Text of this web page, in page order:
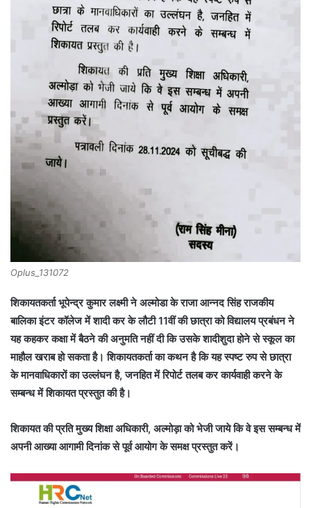
Oplus_131072
शिकायतकर्ता भूपेन्द्र कुमार लक्ष्मी ने अल्मोडा के राजा आन्नद सिंह राजकीय
बालिका इंटर कॉलेज में शादी कर के लौटी 11वीं की छात्रा को विद्यालय प्रबंधन ने
यह कहकर कक्षा में बैठने की अनुमति नहीं दी कि उसके शादीशुदा होने से स्कूल का
माहौल खराब हो सकता है। शिकायतकर्ता का कथन है कि यह स्पष्ट रुप से छात्रा
के मानवाधिकारों का उल्लंघन है, जनहित में रिपोर्ट तलब कर कार्यवाही करने के
सम्बन्ध में शिकायत प्रस्तुत की है।
शिकायत की प्रति मुख्य शिक्षा अधिकारी, अल्मोड़ा को भेजी जाये कि वे इस सम्बन्ध में
अपनी आख्या आगामी दिनांक से पूर्व आयोग के समक्ष प्रस्तुत करें।